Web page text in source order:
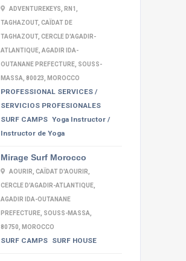
ADVENTUREKEYS, RN1,
TAGHAZOUT, CAÏDAT DE
TAGHAZOUT, CERCLE D'AGADIR-
ATLANTIQUE, AGADIR IDA-
OUTANANE PREFECTURE, SOUSS-
MASSA, 80023, MOROCCO
PROFESSIONAL SERVICES /
SERVICIOS PROFESIONALES
SURF CAMPS Yoga Instructor /
Instructor de Yoga
Mirage Surf Morocco
AOURIR, CAÏDAT D'AOURIR,
CERCLE D'AGADIR-ATLANTIQUE,
AGADIR IDA-OUTANANE
PREFECTURE, SOUSS-MASSA,
80750, MOROCCO
SURF CAMPS SURF HOUSE